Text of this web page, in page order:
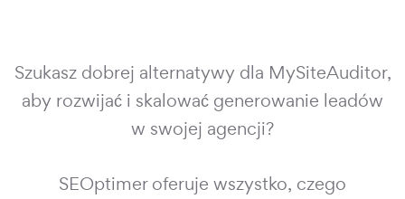
Szukasz dobrej alternatywy dla MySiteAuditor,
aby rozwijać i skalować generowanie leadów
w swojej agencji?
SEOptimer oferuje wszystko, czego